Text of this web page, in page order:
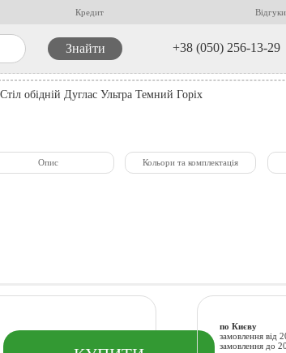
Кредит Відгуки
+38 (050) 256-13-29
Стіл обідній Дуглас Ультра Темний Горіх
Опис Кольори та комплектація
по Києву
замовлення від
замовлення до